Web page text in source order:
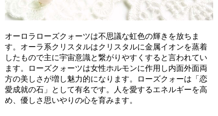
オーロラローズクォーツは不思議な虹色の輝きを放ちま
す。オーラ系クリスタルはクリスタルに金属イオンを蒸着
したもので主に宇宙意識と繋がりやすくすると言われてい
ます。ローズクォーツは女性ホルモンに作用し内面外面両
方の美しさが増し魅力的になります。ローズクォーは「恋
愛成就の石」として有名です。人を愛するエネルギーを高
め、優しさ思いやりの心を育みます。